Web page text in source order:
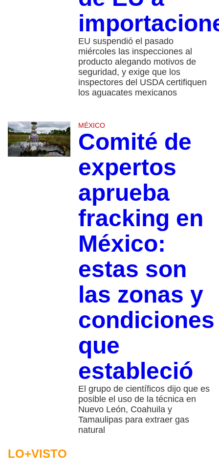
EU suspendió el pasado
miércoles las inspecciones al
producto alegando motivos de
seguridad, y exige que los
inspectores del USDA certifiquen
los aguacates mexicanos
MÉXICO
Comité de
expertos
aprueba
fracking en
México:
estas son
las zonas y
condiciones
que
estableció
El grupo de científicos dijo que es
posible el uso de la técnica en
Nuevo León, Coahuila y
Tamaulipas para extraer gas
natural
LO+VISTO